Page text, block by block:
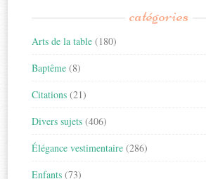
catégories
Arts de la table (180)
Baptême (8)
Citations (21)
Divers sujets (406)
Élégance vestimentaire (286)
Enfants (73)